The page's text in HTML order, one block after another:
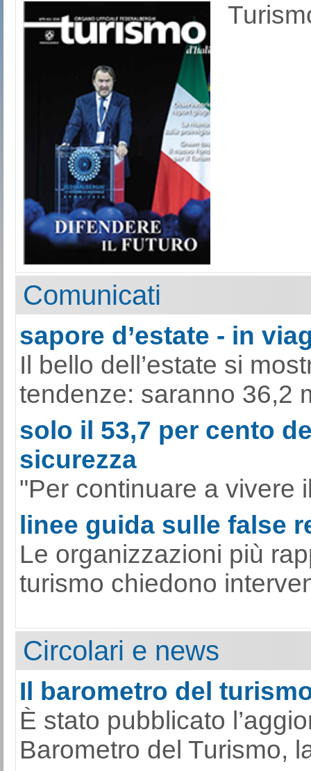
Comunicati
sapore d’estate - in
Il bello dell’estate si
tendenze: saranno 36,2
solo il 53,7 per cento
sicurezza
"Per continuare a vivere
linee guida sulle false
Le organizzazioni più
turismo chiedono
Circolari e news
Il barometro del
È stato pubblicato
Barometro del Turismo,